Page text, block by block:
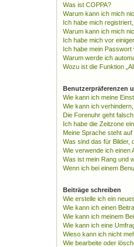
Was ist COPPA?
Warum kann ich mich
Ich habe mich
Warum kann ich mich
Ich habe mich vor
Ich habe mein Passwort
Warum werde ich
Wozu ist die Funktion
Benutzerpräferenzen
Wie kann ich meine
Wie kann ich
Die Forenuhr geht falsch!
Ich habe die Zeitzone
Meine Sprache steht
Was sind das für Bilder,
Wie verwende ich einen
Was ist mein Rang und
Wenn ich bei einem
Beiträge schreiben
Wie erstelle ich ein
Wie kann ich einen
Wie kann ich meinem
Wie kann ich eine
Wieso kann ich nicht
Wie bearbeite oder